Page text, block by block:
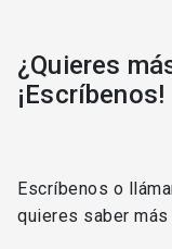
¿Quieres
¡Escríbenos!
Escríbenos o
quieres saber